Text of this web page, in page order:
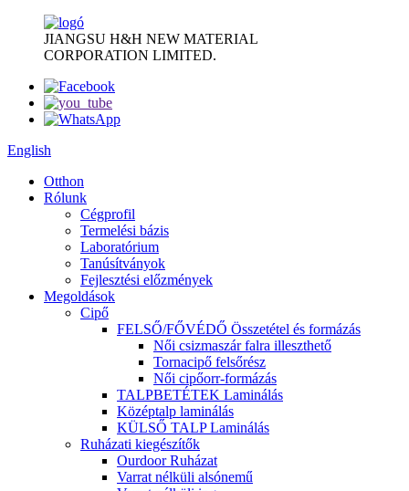
JIANGSU H&H NEW MATERIAL
CORPORATION LIMITED.
English
Otthon
Rólunk
Cégprofil
Termelési bázis
Laboratórium
Tanúsítványok
Fejlesztési előzmények
Megoldások
Cipő
FELSŐ/FŐVÉDŐ Összetétel és formázás
Női csizmaszár falra illeszthető
Tornacipő felsőrész
Női cipőorr-formázás
TALPBETÉTEK Laminálás
Középtalp laminálás
KÜLSŐ TALP Laminálás
Ruházati kiegészítők
Ourdoor Ruházat
Varrat nélküli alsónemű